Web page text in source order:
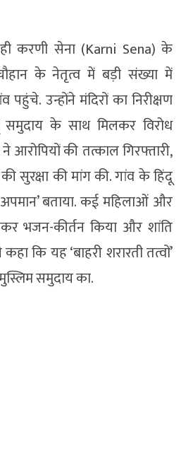
करणी सेना (Karni Sena) के
चौहान के नेतृत्व में बड़ी संख्या में
पहुंचे. उन्होंने मंदिरों का निरीक्षण
समुदाय के साथ मिलकर विरोध
आरोपियों की तत्काल गिरफ्तारी,
सुरक्षा की मांग की. गांव के हिंदू
अपमान’ बताया. कई महिलाओं और
भजन-कीर्तन किया और शांति
कि यह ‘बाहरी शरारती तत्वों’
समुदाय का.